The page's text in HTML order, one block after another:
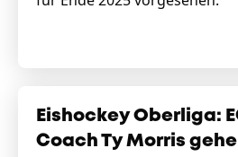
Eishockey Oberliga:
Coach Ty Morris